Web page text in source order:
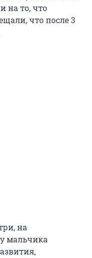
на то, что
что после 3
на
мальчика